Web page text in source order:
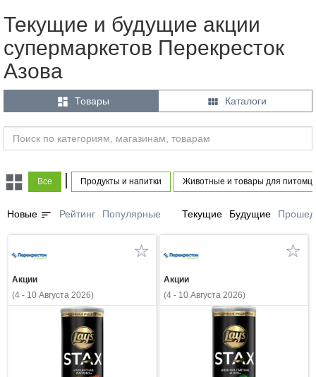
Текущие и будущие акции
супермаркетов Перекресток
Азова
 Товары  Каталоги
Все Продукты и напитки Животные и товары для
Новые sort Рейтинг Популярные Текущие Будущие
Акции
(4 - 10 Августа 2026)
Акции
(4 - 10 Августа 2026)